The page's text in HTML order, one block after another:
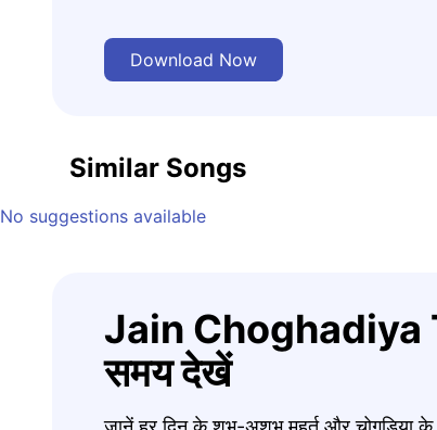
Download Now
Similar Songs
No suggestions available
Jain Choghadiya
समय देखें